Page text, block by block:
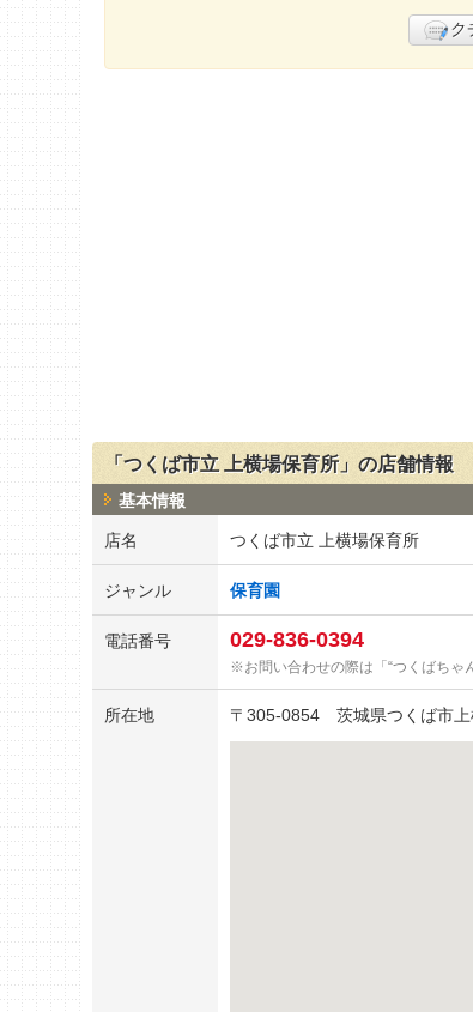
ク
「つくば市立 上横場保育所」の店舗情報
基本情報
店名 つくば市立 上横場保育所
ジャンル 保育園
電話番号 029-836-0394
お問い合わせの際は「“つくばちゃ
所在地 〒 305-0854 茨城県つくば市上